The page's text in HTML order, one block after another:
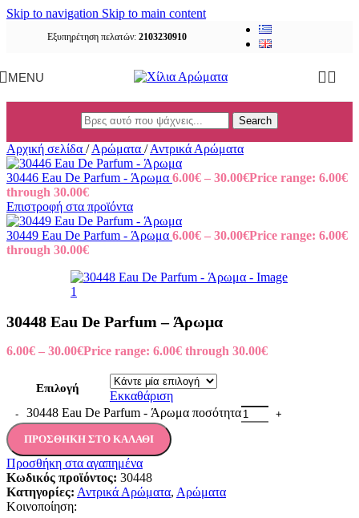
Skip to navigation Skip to main content
Εξυπηρέτηση πελατών: 2103230910
MENU
Search
Αρχική σελίδα / Αρώματα / Αντρικά Αρώματα
30446 Eau De Parfum - Άρωμα 6.00€ – 30.00€Price range: 6.00€
through 30.00€
Επιστροφή στα προϊόντα
30449 Eau De Parfum - Άρωμα 6.00€ – 30.00€Price range: 6.00€
through 30.00€
30448 Eau De Parfum – Άρωμα
6.00€ – 30.00€Price range: 6.00€ through 30.00€
Επιλογή
Εκκαθάριση
30448 Eau De Parfum - Άρωμα ποσότητα
ΠΡΟΣΘΉΚΗ ΣΤΟ ΚΑΛΆΘΙ
Προσθήκη στα αγαπημένα
Κωδικός προϊόντος: 30448
Κατηγορίες: Αντρικά Αρώματα, Αρώματα
Κοινοποίηση: